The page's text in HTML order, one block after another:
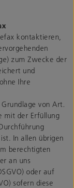
kontaktieren,
zum Zwecke der
und
Ihre
von Art.
mit der Erfüllung
In allen übrigen
berechtigten
an uns
oder auf
sofern diese